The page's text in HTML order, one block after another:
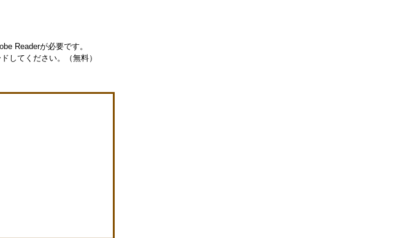
Readerが必要です。
してください。（無料）